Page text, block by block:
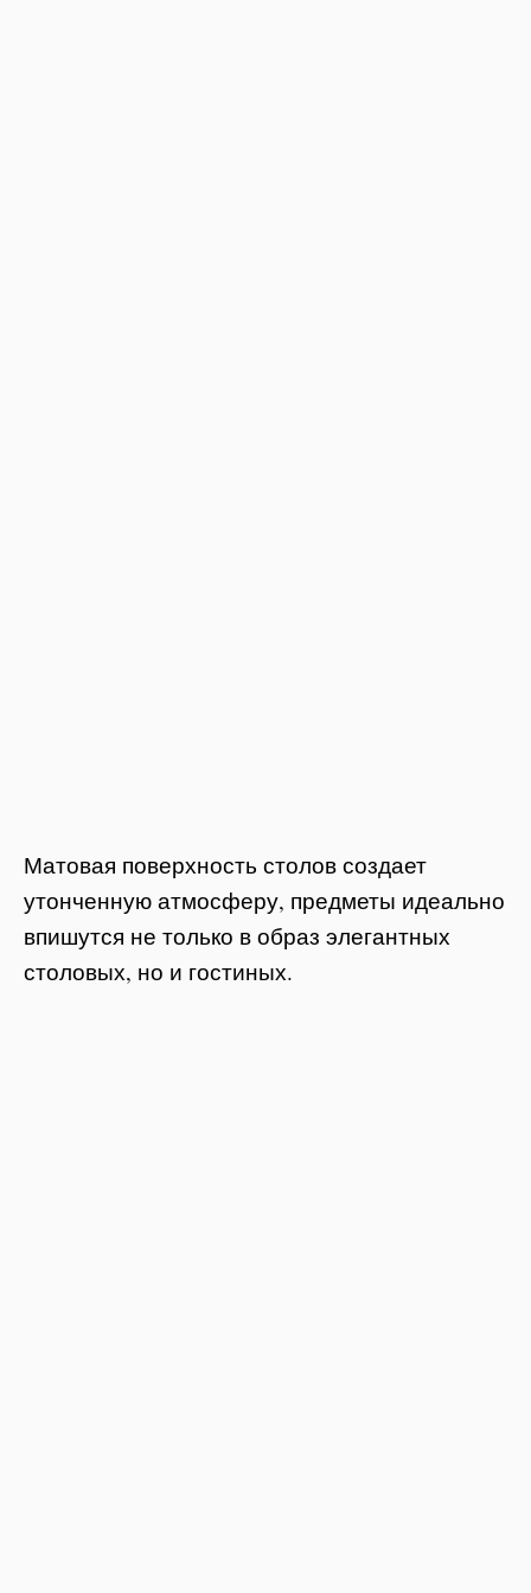
Матовая поверхность столов создает
утонченную атмосферу, предметы идеально
впишутся не только в образ элегантных
столовых, но и гостиных.